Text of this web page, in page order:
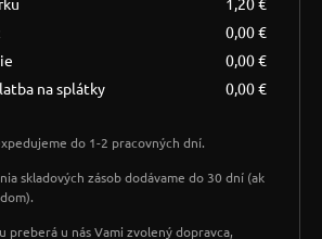
0,00 €
0,00 €
na splátky
0,00 €
do 1-2 pracovných dní.
skladových zásob dodávame do 30 dní (ak
preberá u nás Vami zvolený dopravca,